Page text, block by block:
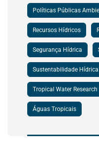
Políticas Públicas
Recursos Hídricos
Segurança Hídrica
Sustentabilidade Hídrica
Tropical Water
Águas Tropicais